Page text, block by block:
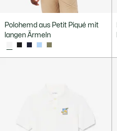
Polohemd aus Petit Piqué mit
langen Ärmeln